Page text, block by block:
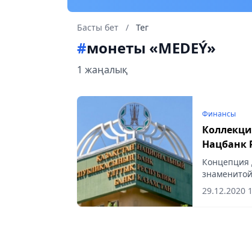
Басты бет / Тег
#монеты «MEDEÝ»
1 жаңалық
Финансы
Нацбанк
Концепция
29.12.2020